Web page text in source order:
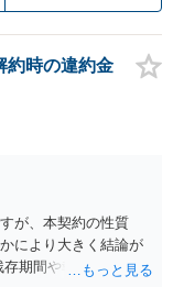
約時の違約金
が、本契約の性質
により大きく結論が
期間や報酬額、投下